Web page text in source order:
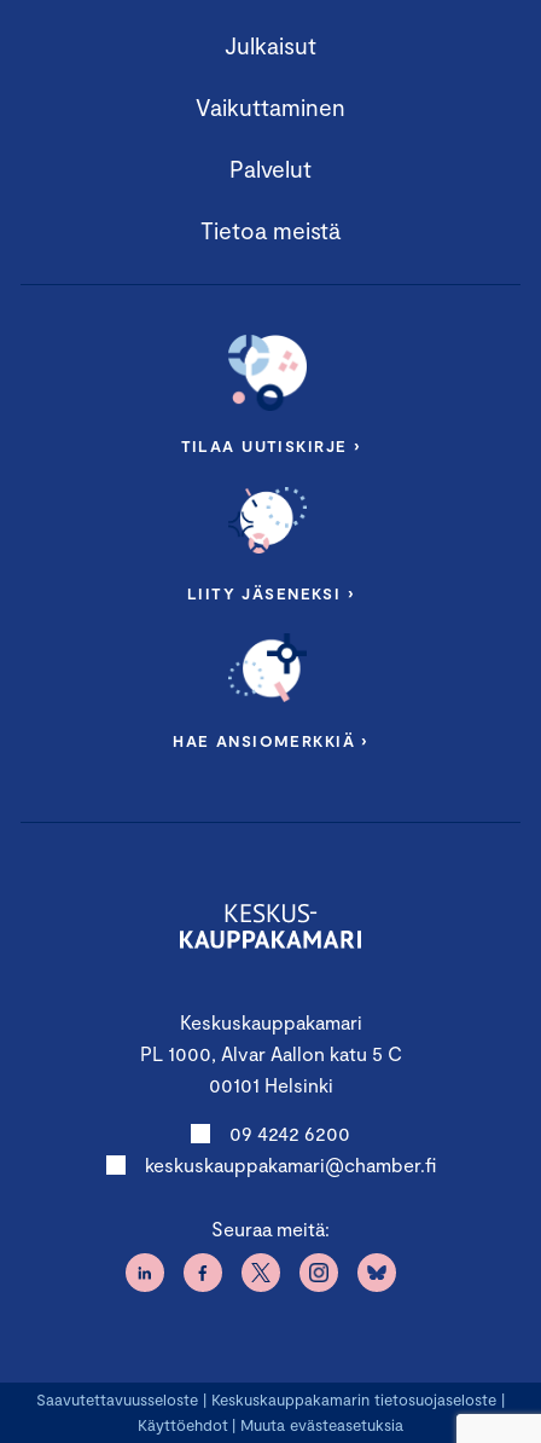
Keskuskauppakamari
PL 1000, Alvar Aallon katu 5 C
00101 Helsinki
09 4242 6200
keskuskauppakamari@chamber.fi
Seuraa meitä:
Julkaisut
Vaikuttaminen
Palvelut
Tietoa meistä
TILAA UUTISKIRJE ›
LIITY JÄSENEKSI ›
HAE ANSIOMERKKIÄ ›
Saavutettavuusseloste | Keskuskauppakamarin tietosuojaseloste |
Käyttöehdot | Muuta evästeasetuksia